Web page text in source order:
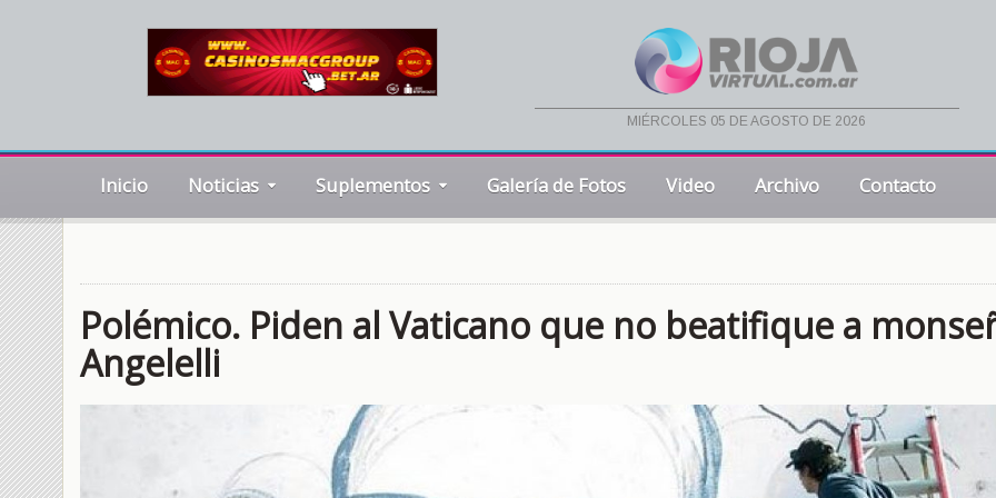
miércoles 05 de agosto de 2026
Inicio Noticias Suplementos Galería de Fotos Video Archivo Contacto
Polémico. Piden al Vaticano que no beatifique a
Angelelli